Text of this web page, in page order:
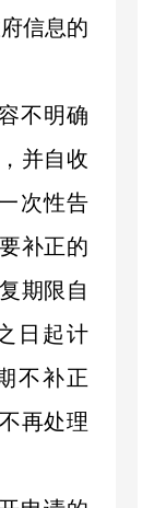
信息的
不明确
并自收
次性告
补正的
期限自
日起计
不补正
再处理